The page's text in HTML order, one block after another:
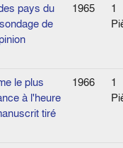
pays du
de
1965
1
le plus
à l'heure
tiré
1966
1